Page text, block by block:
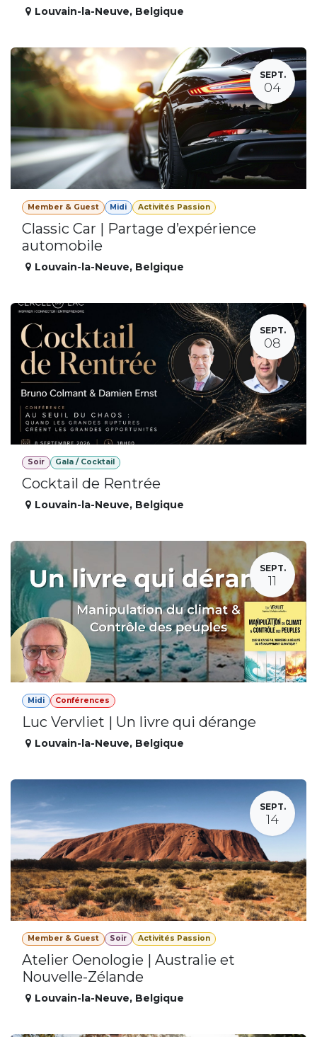
Louvain-la-Neuve, Belgique
SEPT.
04
Member & Guest Midi Activités Passion
Classic Car | Partage d’expérience
automobile
Louvain-la-Neuve, Belgique
SEPT.
08
Soir Gala / Cocktail
Cocktail de Rentrée
Louvain-la-Neuve, Belgique
SEPT.
11
Midi Conférences
Luc Vervliet | Un livre qui dérange
Louvain-la-Neuve, Belgique
SEPT.
14
Member & Guest Soir Activités Passion
Atelier Oenologie | Australie et
Nouvelle-Zélande
Louvain-la-Neuve, Belgique